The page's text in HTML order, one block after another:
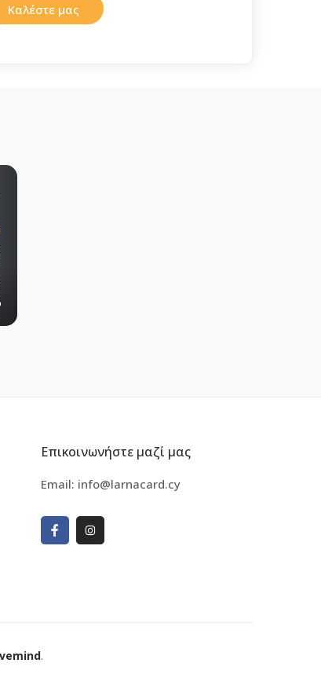
Καλέστε μας
Επικοινωνήστε μαζί μας
Email: info@larnacard.cy
.